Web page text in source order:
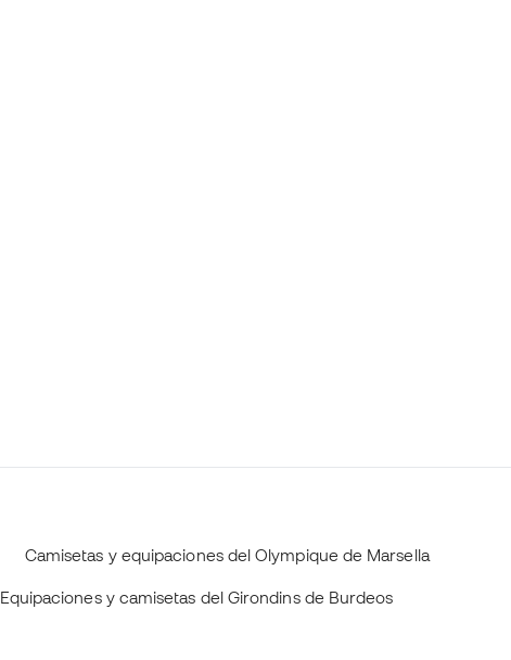
Camisetas y equipaciones del Olympique de Marsella
Equipaciones y camisetas del Girondins de Burdeos